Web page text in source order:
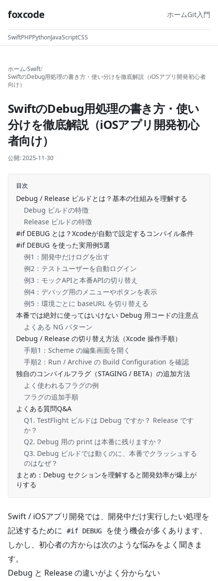
foxcode ホームGit入門
SwiftPHPPythonJavaScriptCSS
ホーム/Swift/
SwiftのDebug用処理の書き方・使い分けを徹底解説（iOSアプリ開発初心者
向け）
SwiftのDebug用処理の書き方・使い
分けを徹底解説（iOSアプリ開発初心
者向け）
公開:2025-11-30
目次
Debug / Release ビルドとは？基本の仕組みを理解する
Debug ビルドの特徴
Release ビルドの特徴
#if DEBUG とは？Xcodeが自動で設定するコンパイル条件
#if DEBUG を使った実用例5選
例1：開発中だけログを出す
例2：テストユーザーを自動ログイン
例3：モックAPIと本番APIの切り替え
例4：デバッグ用のメニューやボタンを表示
例5：環境ごとに baseURL を切り替える
本番では絶対に使ってはいけない Debug 用コードの注意点
よくある NG パターン
Debug / Release の切り替え方法（Xcode 操作手順）
手順1：Scheme の編集画面を開く
手順2：Run / Archive の Build Configuration を確認
独自のコンパイルフラグ（STAGING / BETA）の追加方法
よく使われるフラグの例
フラグの追加手順
よくある質問Q&A
Q1. TestFlight ビルドは Debug ですか？ Release です
か？
Q2. Debug 用の print は本番に残りますか？
Q3. Debug ビルドでは動くのに、本番でクラッシュする
のはなぜ？
まとめ：Debug セクションを理解すると開発効率が爆上が
りする
Swift / iOSアプリ開発では、開発中だけ実行したい処理を
記述するために
#if DEBUG
を使う機会が多くあります。
しかし、初心者の方からは次のような悩みをよく聞きま
す。
Debug と Release の違いがよく分からない